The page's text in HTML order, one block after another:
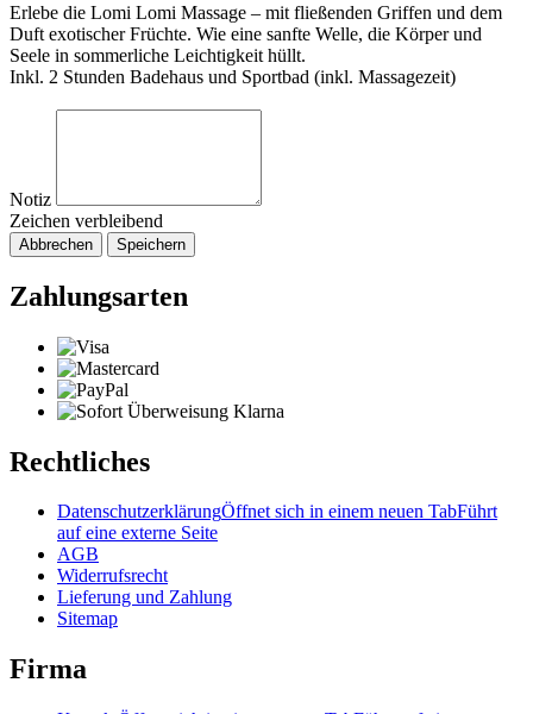
Erlebe die Lomi Lomi Massage – mit fließenden Griffen und dem
Duft exotischer Früchte. Wie eine sanfte Welle, die Körper und
Seele in sommerliche Leichtigkeit hüllt.
Inkl. 2 Stunden Badehaus und Sportbad (inkl. Massagezeit)
Notiz
Zeichen verbleibend
Abbrechen Speichern
Zahlungsarten
Rechtliches
DatenschutzerklärungÖffnet sich in einem neuen TabFührt
auf eine externe Seite
AGB
Widerrufsrecht
Lieferung und Zahlung
Sitemap
Firma